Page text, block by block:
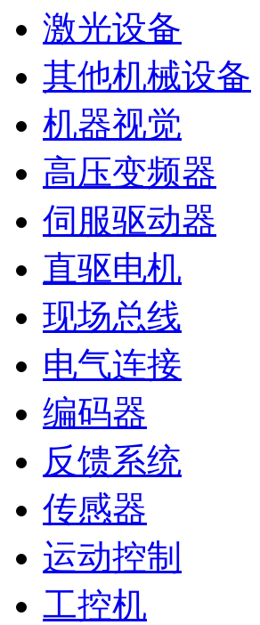
激光设备
其他机械设备
机器视觉
高压变频器
伺服驱动器
直驱电机
现场总线
电气连接
编码器
反馈系统
传感器
运动控制
工控机